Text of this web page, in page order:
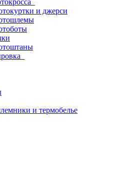
и джерси
и термобелье